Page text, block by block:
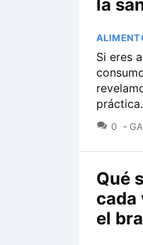
la
Si eres
práctica.
0
Qué
cada
el